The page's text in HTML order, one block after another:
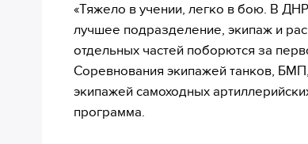
«Тяжело в учении, легко в бою. В
лучшее подразделение, экипаж и
отдельных частей поборются за
Соревнования экипажей танков,
экипажей самоходных
программа.